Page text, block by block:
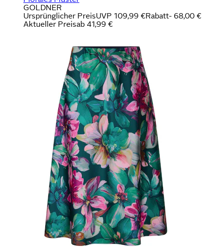
GOLDNER
Ursprünglicher PreisUVP 109,99 €Rabatt- 68,00 €
Aktueller Preisab 41,99 €